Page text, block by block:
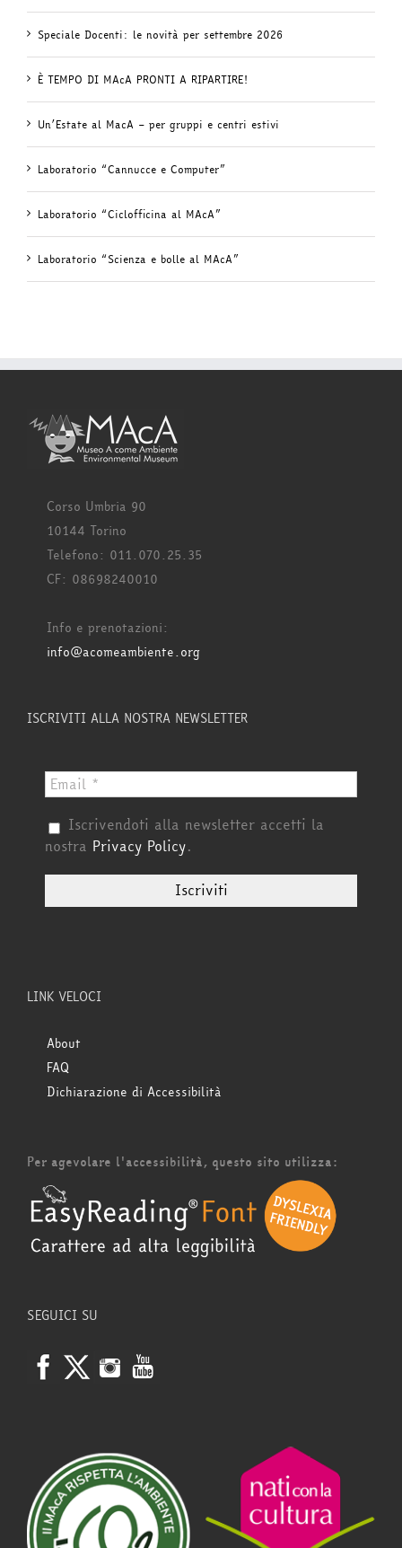
Speciale Docenti: le novità per settembre 2026
È TEMPO DI MAcA PRONTI A RIPARTIRE!
Un’Estate al MacA – per gruppi e centri estivi
Laboratorio “Cannucce e Computer”
Laboratorio “Ciclofficina al MAcA”
Laboratorio “Scienza e bolle al MAcA”
Corso Umbria 90
10144 Torino
Telefono: 011.070.25.35
CF: 08698240010
Info e prenotazioni:
info@acomeambiente.org
ISCRIVITI ALLA NOSTRA NEWSLETTER
Iscrivendoti alla newsletter accetti la
nostra Privacy Policy.
LINK VELOCI
About
FAQ
Dichiarazione di Accessibilità
Per agevolare l'accessibilità, questo sito utilizza:
SEGUICI SU